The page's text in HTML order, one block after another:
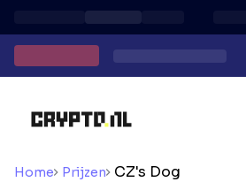
Home Prijzen CZ's Dog